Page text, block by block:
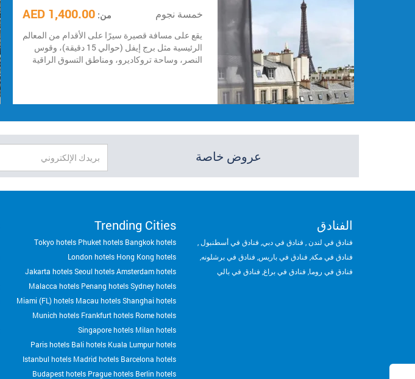
خمسة نجوم
من: 1,400.00 AED
يقع على مسافة قصيرة سيرًا على الأقدام من المعالم
الرئيسية مثل برج إيفل (حوالي 15 دقيقة)، وقوس
النصر، وساحة تروكاديرو، ومناطق التسوق الراقية
عروض خاصة
الإلكتروني
الفنادق
فنادق في لندن فنادق في دبي فنادق في أسطنبول
فنادق في مكة فنادق في باريس فنادق في برشلونه
فنادق في روما فنادق في براغ فنادق في بالي
Trending Cities
Bangkok hotels
Phuket hotels
Tokyo hotels
Hong Kong hotels
London hotels
Amsterdam hotels
Seoul hotels
Jakarta hotels
Sydney hotels
Penang hotels
Malacca hotels
Shanghai hotels
Macau hotels
Miami (FL) hotels
Rome hotels
Frankfurt hotels
Munich hotels
Milan hotels
Singapore hotels
Kuala Lumpur hotels
Bali hotels
Paris hotels
Barcelona hotels
Madrid hotels
Istanbul hotels
Berlin hotels
Prague hotels
Budapest hotels